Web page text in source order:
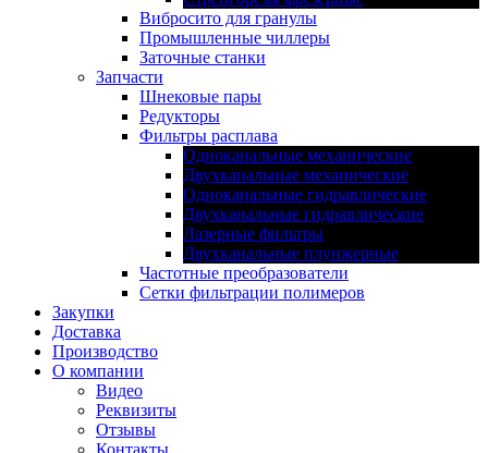
Вибросито для гранулы
Промышленные чиллеры
Заточные станки
Запчасти
Шнековые пары
Редукторы
Фильтры расплава
Одноканальные механические
Двухканальные механические
Одноканальные гидравлические
Двухканальные гидравлические
Лазерные фильтры
Двухканальные плунжерные
Частотные преобразователи
Сетки фильтрации полимеров
Закупки
Доставка
Производство
О компании
Видео
Реквизиты
Отзывы
Контакты